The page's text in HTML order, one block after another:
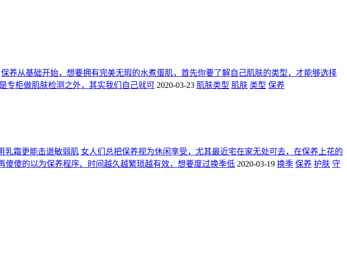
保养从基础开始，想要拥有完美无瑕的水煮蛋肌，首先你要了解自己肌肤的类型，才能够选择
专柜做肌肤检测之外，其实我们自己就可 2020-03-23 肌肤类型 肌肤 类型 保养
乳霜更能击退敏弱肌 女人们总把保养视为休闲享受，尤其最近宅在家无处可去，在保养上花的
傻的以为保养程序、时间越久越繁琐越有效，想要度过换季低 2020-03-19 换季 保养 护肤 守